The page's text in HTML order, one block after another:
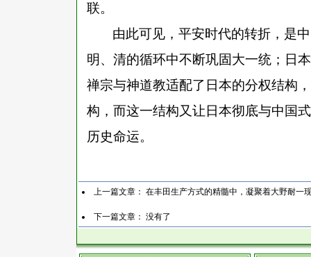
联。
由此可见，平安时代的转折，是
明、清的循环中不断巩固大一统；日
禅宗与神道教适配了日本的分权结构
构，而这一结构又让日本彻底与中国
历史命运。
上一篇文章： 在丰田生产方式的精髓中，凝聚着大野耐一
下一篇文章： 没有了